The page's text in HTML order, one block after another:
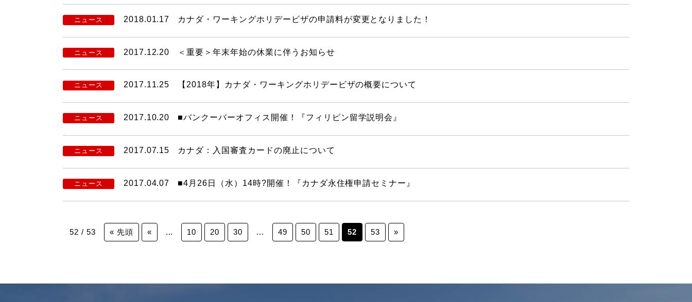
ニュース 2018.01.17 カナダ・ワーキングホリデービザの申請料が変更となりました！
ニュース 2017.12.20 ＜重要＞年末年始の休業に伴うお知らせ
ニュース 2017.11.25 【2018年】カナダ・ワーキングホリデービザの概要について
ニュース 2017.10.20 ■バンクーバーオフィス開催！『フィリピン留学説明会』
ニュース 2017.07.15 カナダ：入国審査カードの廃止について
ニュース 2017.04.07 ■4月26日（水）14時?開催！『カナダ永住権申請セミナー』
52 / 53 « 先頭 « ... 10 20 30 ... 49 50 51 52 53 »